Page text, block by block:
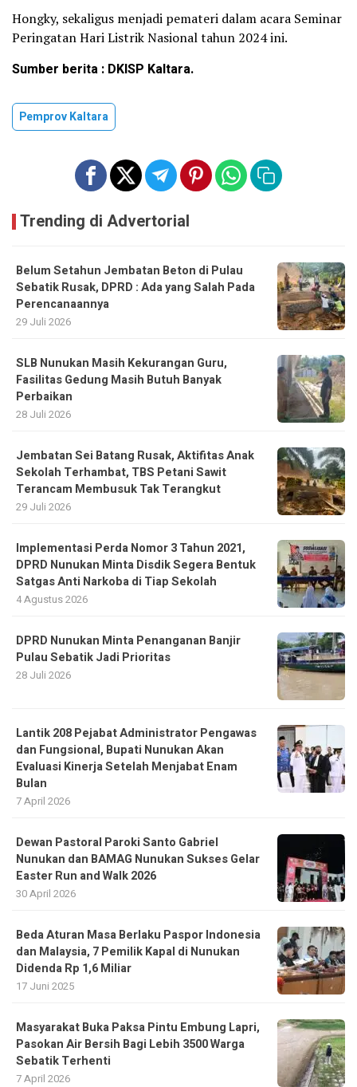
Hongky, sekaligus menjadi pemateri dalam acara Seminar
Peringatan Hari Listrik Nasional tahun 2024 ini.
Sumber berita : DKISP Kaltara.
Pemprov Kaltara
Trending di Advertorial
Belum Setahun Jembatan Beton di Pulau
Sebatik Rusak, DPRD : Ada yang Salah Pada
Perencanaannya
29 Juli 2026
SLB Nunukan Masih Kekurangan Guru,
Fasilitas Gedung Masih Butuh Banyak
Perbaikan
28 Juli 2026
Jembatan Sei Batang Rusak, Aktifitas Anak
Sekolah Terhambat, TBS Petani Sawit
Terancam Membusuk Tak Terangkut
29 Juli 2026
Implementasi Perda Nomor 3 Tahun 2021,
DPRD Nunukan Minta Disdik Segera Bentuk
Satgas Anti Narkoba di Tiap Sekolah
4 Agustus 2026
DPRD Nunukan Minta Penanganan Banjir
Pulau Sebatik Jadi Prioritas
28 Juli 2026
Lantik 208 Pejabat Administrator Pengawas
dan Fungsional, Bupati Nunukan Akan
Evaluasi Kinerja Setelah Menjabat Enam
Bulan
7 April 2026
Dewan Pastoral Paroki Santo Gabriel
Nunukan dan BAMAG Nunukan Sukses Gelar
Easter Run and Walk 2026
30 April 2026
Beda Aturan Masa Berlaku Paspor Indonesia
dan Malaysia, 7 Pemilik Kapal di Nunukan
Didenda Rp 1,6 Miliar
17 Juni 2025
Masyarakat Buka Paksa Pintu Embung Lapri,
Pasokan Air Bersih Bagi Lebih 3500 Warga
Sebatik Terhenti
7 April 2026